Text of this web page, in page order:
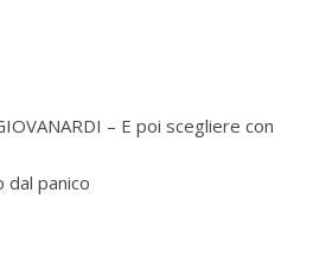
– E poi scegliere con
dal panico